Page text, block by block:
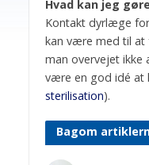
Hvad kan jeg
Kontakt dyrlæge
kan være med til at
man overvejet ikke
være en god idé at
sterilisation).
Bagom